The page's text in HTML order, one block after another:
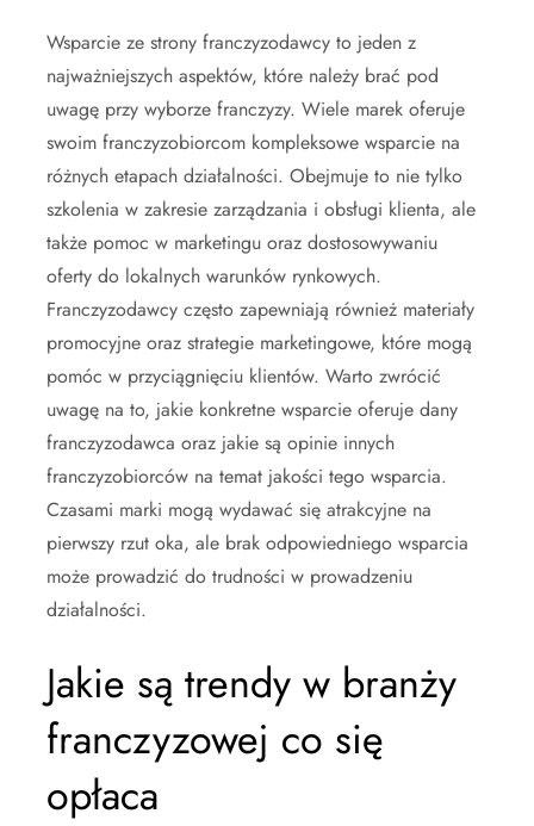
Wsparcie ze strony franczyzodawcy to jeden z
najważniejszych aspektów, które należy brać pod
uwagę przy wyborze franczyzy. Wiele marek oferuje
swoim franczyzobiorcom kompleksowe wsparcie na
różnych etapach działalności. Obejmuje to nie tylko
szkolenia w zakresie zarządzania i obsługi klienta, ale
także pomoc w marketingu oraz dostosowywaniu
oferty do lokalnych warunków rynkowych.
Franczyzodawcy często zapewniają również materiały
promocyjne oraz strategie marketingowe, które mogą
pomóc w przyciągnięciu klientów. Warto zwrócić
uwagę na to, jakie konkretne wsparcie oferuje dany
franczyzodawca oraz jakie są opinie innych
franczyzobiorców na temat jakości tego wsparcia.
Czasami marki mogą wydawać się atrakcyjne na
pierwszy rzut oka, ale brak odpowiedniego wsparcia
może prowadzić do trudności w prowadzeniu
działalności.
Jakie są trendy w branży
franczyzowej co się
opłaca